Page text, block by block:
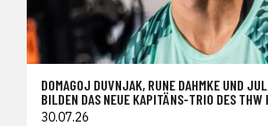
DOMAGOJ DUVNJAK, RUNE DAHMKE UND
BILDEN DAS NEUE KAPITÄNS-TRIO DES THW
30.07.26